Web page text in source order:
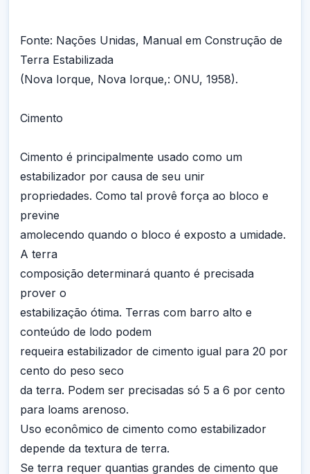
Fonte: Nações Unidas, Manual em Construção de
Terra Estabilizada
(Nova Iorque, Nova Iorque,: ONU, 1958).
Cimento
Cimento é principalmente usado como um
estabilizador por causa de seu unir
propriedades. Como tal provê força ao bloco e
previne
amolecendo quando o bloco é exposto a umidade.
A terra
composição determinará quanto é precisada
prover o
estabilização ótima. Terras com barro alto e
conteúdo de lodo podem
requeira estabilizador de cimento igual para 20 por
cento do peso seco
da terra. Podem ser precisadas só 5 a 6 por cento
para loams arenoso.
Uso econômico de cimento como estabilizador
depende da textura de terra.
Se terra requer quantias grandes de cimento que